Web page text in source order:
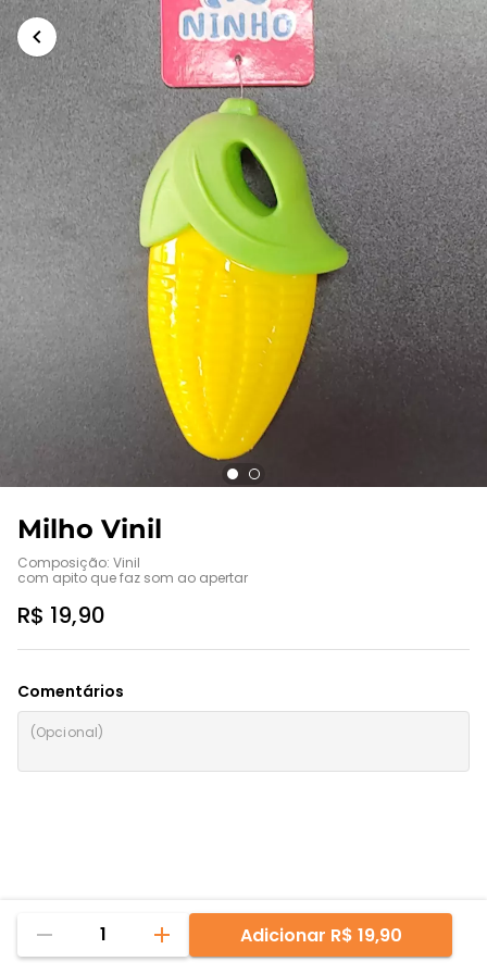
Milho Vinil
Composição: Vinil
com apito que faz som ao apertar
R$ 19,90
Comentários
1 Adicionar R$ 19,90